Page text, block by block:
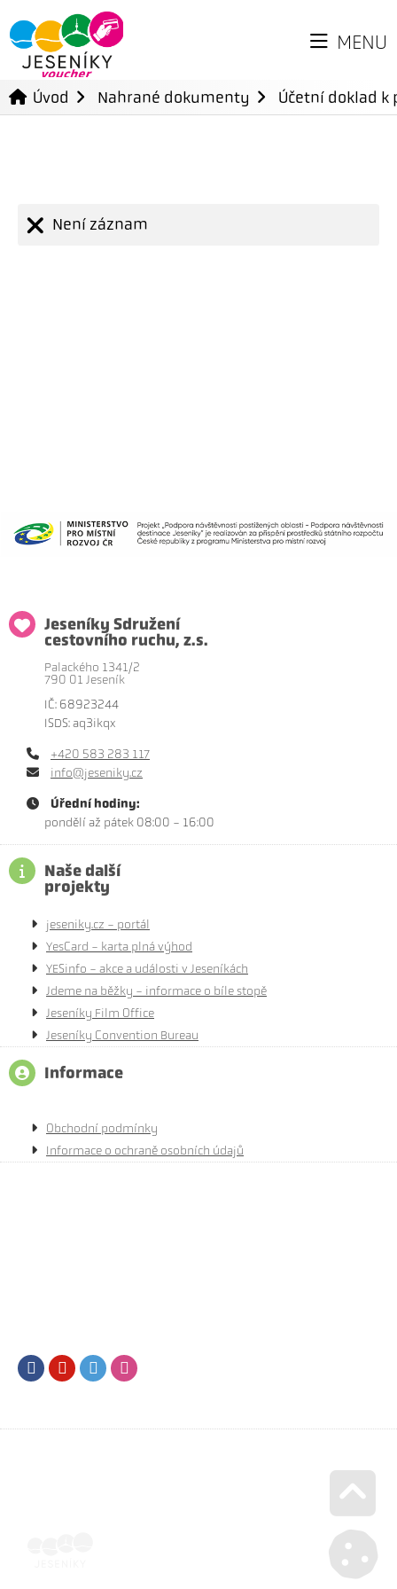
MENU
Úvod Nahrané dokumenty Účetní doklad
Není záznam
Jeseníky Sdružení
cestovního ruchu, z.s.
Palackého 1341/2
790 01 Jeseník
IČ: 68923244
ISDS: aq3ikqx
+420 583 283 117
info@jeseniky.cz
Úřední hodiny:
pondělí až pátek 08:00 - 16:00
Naše další
projekty
jeseniky.cz - portál
YesCard - karta plná výhod
YESinfo - akce a události v Jeseníkách
Jdeme na běžky - informace o bíle stopě
Jeseníky Film Office
Jeseníky Convention Bureau
Informace
Obchodní podmínky
Informace o ochraně osobních údajů
FacebookYoutubeTwitter
Go